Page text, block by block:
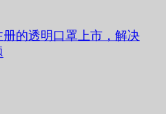
的透明口罩上市，解决